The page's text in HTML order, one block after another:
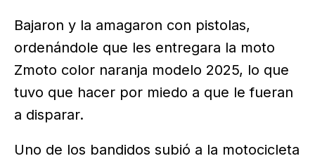
Bajaron y la amagaron con pistolas,
ordenándole que les entregara la moto
Zmoto color naranja modelo 2025, lo que
tuvo que hacer por miedo a que le fueran
a disparar.
Uno de los bandidos subió a la motocicleta